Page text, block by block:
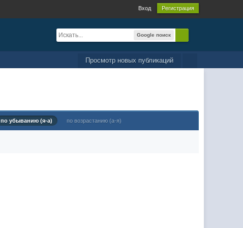
Вход Регистрация
Google поиск
Просмотр новых публикаций
по убыванию (я-а) по возрастанию (а-я)